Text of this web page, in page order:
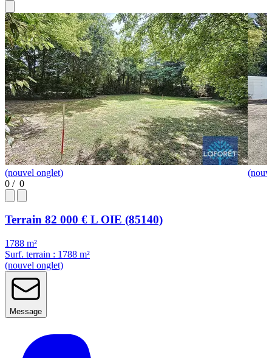
(nouvel onglet)
0 / 0
Terrain 82 000 € L OIE (85140)
1788 m²
Surf. terrain : 1788 m²
(nouvel onglet)
Message